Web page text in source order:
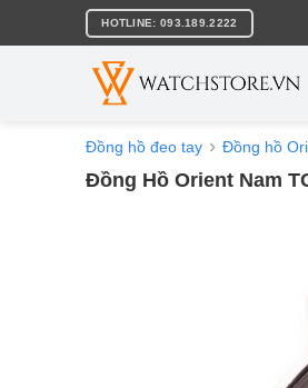
nội
HOTLINE: 093.189.2222
Đồng hồ đeo tay Đồng hồ
Đồng Hồ Orient Nam